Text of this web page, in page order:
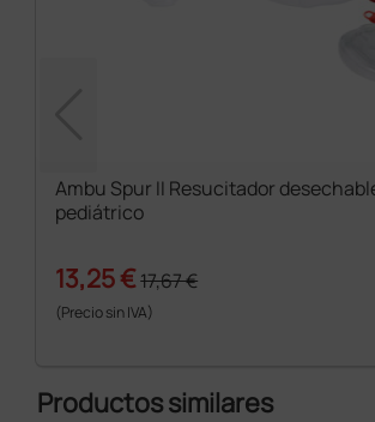
Ambu Spur II Resucitador
pediátrico
13,25 €17,67 €
(Precio sin IVA)
Productos similares